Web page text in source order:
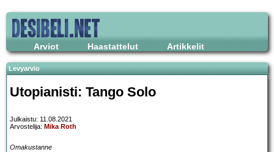
Arviot Haastattelut Artikkelit
Levyarvio
Utopianisti: Tango Solo
Julkaistu: 11.08.2021
Arvostelija: Mika Roth
Omakustanne